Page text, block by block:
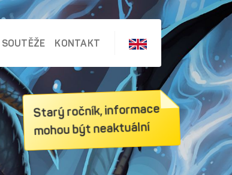
SOUTĚŽE KONTAKT
Starý ročník, informace
mohou být neaktuální